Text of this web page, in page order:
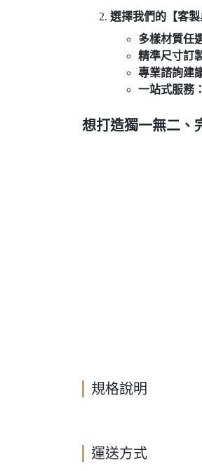
選擇我們的【客製
多樣材質任
精準尺寸訂
專業諮詢建
一站式服務：
想打造獨一無二、
規格說明
運送方式